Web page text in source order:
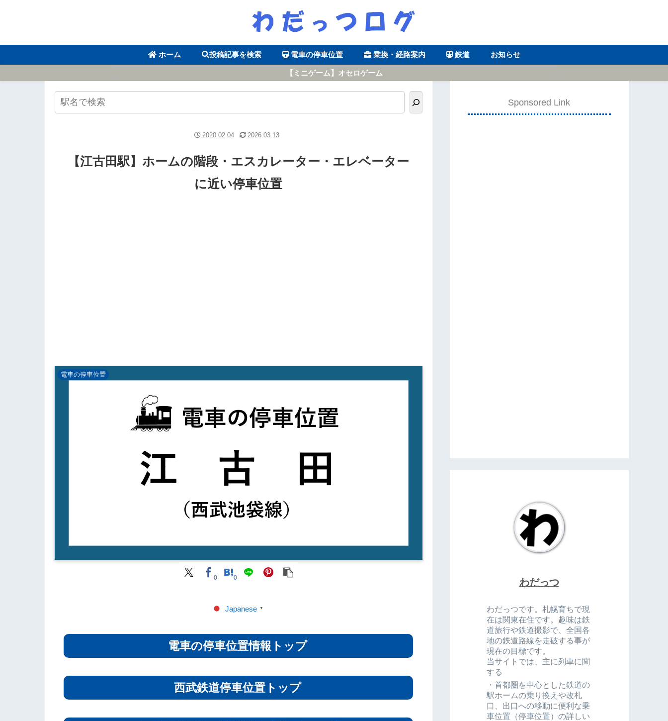
ホーム 投稿記事を検索 電車の停車位置 乗換・経路案内 鉄道 お知らせ
【ミニゲーム】オセロゲーム
【江古田駅】ホームの階段・エスカレーター・エレベーター
に近い停車位置
電車の停車位置
0 0
2020.02.04 2026.03.13
Japanese ▼
電車の停車位置情報トップ
西武鉄道停車位置トップ
Sponsored Link
わだっつ
わだっつです。札幌育ちで現
在は関東在住です。趣味は鉄
道旅行や鉄道撮影で、全国各
地の鉄道路線を走破する事が
現在の目標です。
当サイトでは、主に列車に関
する
・首都圏を中心とした鉄道の
駅ホームの乗り換えや改札
口、出口への移動に便利な乗
車位置（停車位置）の詳しい